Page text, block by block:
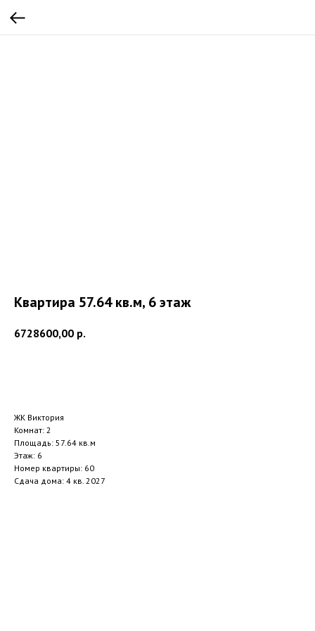
Квартира 57.64 кв.м, 6 этаж
6728600,00 р.
ЖК Виктория
Комнат: 2
Площадь: 57.64 кв.м
Этаж: 6
Номер квартиры: 60
Сдача дома: 4 кв. 2027